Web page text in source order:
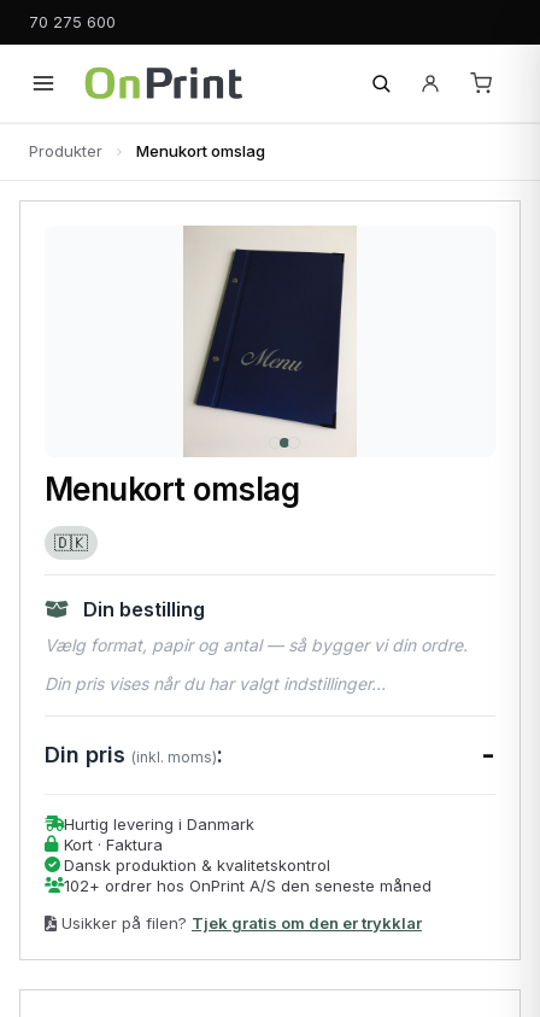
70 275 600
Produkter Menukort omslag
Menukort omslag
🇩🇰
Din bestilling
Vælg format, papir og antal — så bygger vi din ordre.
Din pris vises når du har valgt indstillinger…
Din pris (inkl. moms): -
Hurtig levering i Danmark
Kort · Faktura
Dansk produktion & kvalitetskontrol
102+ ordrer hos OnPrint A/S den seneste måned
Usikker på filen? Tjek gratis om den er trykklar